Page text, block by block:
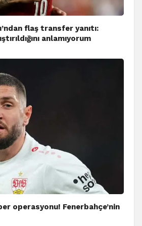
flaş transfer yanıtı:
anlamıyorum
operasyonu! Fenerbahçe’nin